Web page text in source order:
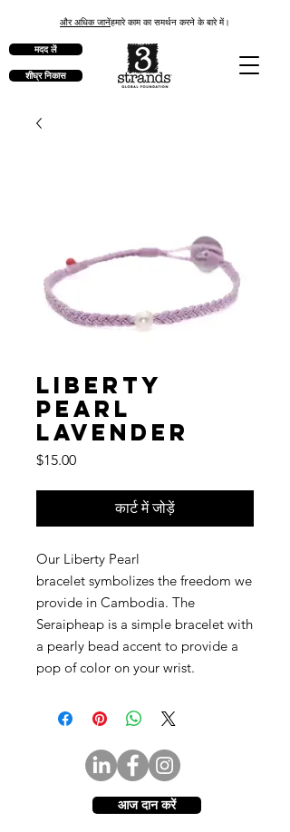
और अधिक जानेंहमारे काम का समर्थन करने के बारे में।
मदद लें
शीघ्र निकास
Liberty
Pearl
Lavender
$15.00मूल्य
कार्ट में जोड़ें
Our Liberty Pearl
bracelet symbolizes the freedom we
provide in Cambodia. The
Seraipheap is a simple bracelet with
a pearly bead accent to provide a
pop of color on your wrist.
आज दान करें